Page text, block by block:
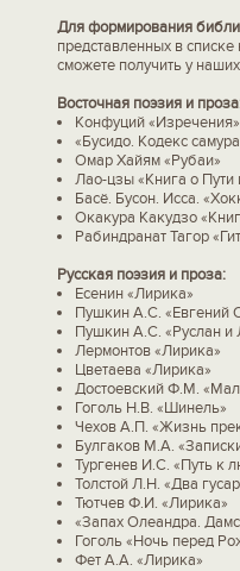
Для формирования
представленных в
сможете получить у
Восточная поэзия и
Конфуций «Изречения»
«Бусидо. Кодекс
Омар Хайям «Рубаи»
Лао-цзы «Книга о Пути
Басё. Бусон. Исса.
Окакура Какудзо
Рабиндранат Тагор
Русская поэзия и проза:
Есенин «Лирика»
Пушкин А.С. «Евгений
Пушкин А.С. «Руслан и
Лермонтов «Лирика»
Цветаева «Лирика»
Достоевский Ф.М.
Гоголь Н.В. «Шинель»
Чехов А.П. «Жизнь
Булгаков М.А.
Тургенев И.С. «Путь к
Толстой Л.Н. «Два
Тютчев Ф.И. «Лирика»
«Запах Олеандра.
Гоголь «Ночь перед
Фет А.А. «Лирика»